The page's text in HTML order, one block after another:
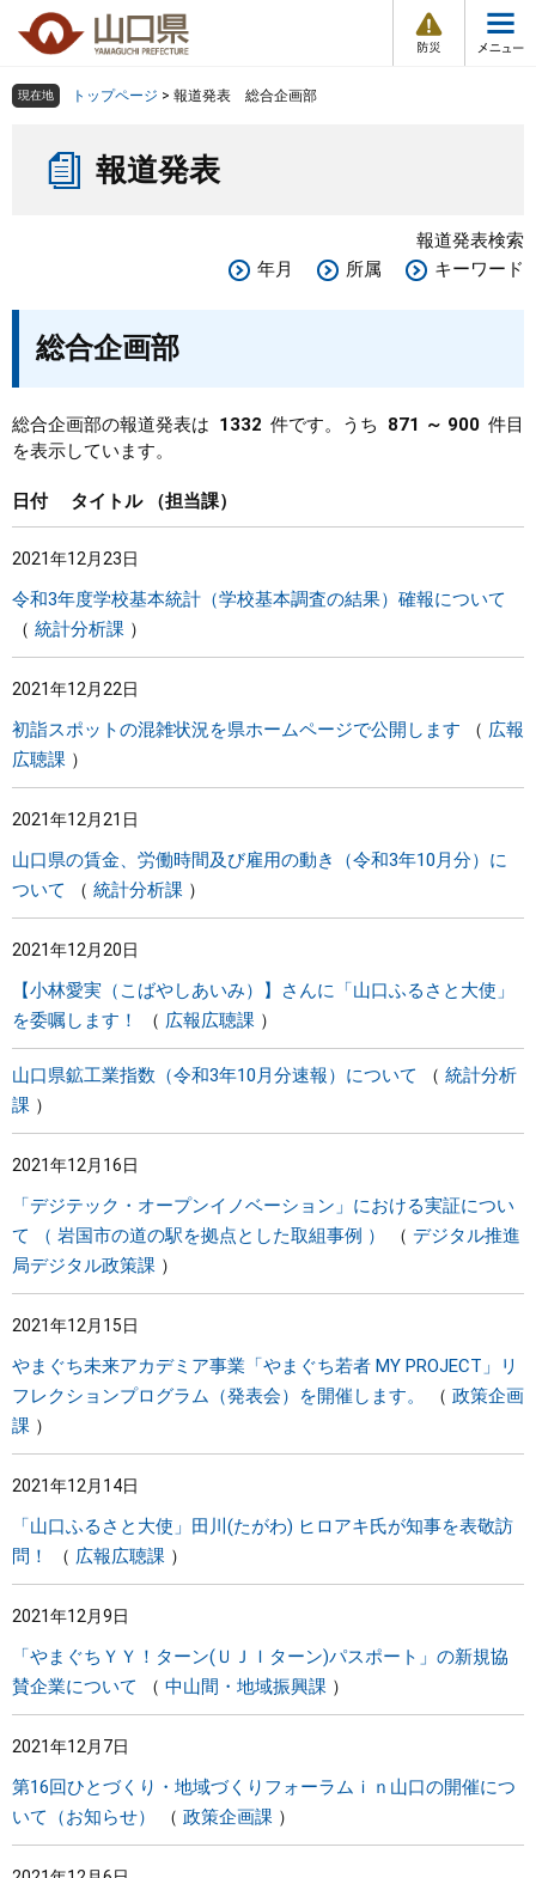
の
ー
メ
組織で探す
Other Languages
くらし・環境
教育・文化・スポーツ
しごと・産業・観光
県政情報
現在地 トップページ > 報道発表 総合企画部
報道発表
報道発表検索
年月
所属 キーワード
総合企画部
総合企画部の報道発表は 1332 件です。うち 871 ～ 900 件目
を表示しています。
日付 タイトル 担当課
2021年12月23日
令和3年度学校基本統計（学校基本調査の結果）確報について
統計分析課
2021年12月22日
初詣スポットの混雑状況を県ホームページで公開します
広報
広聴課
2021年12月21日
山口県の賃金、労働時間及び雇用の動き（令和3年10月分）に
ついて
統計分析課
2021年12月20日
【小林愛実（こばやしあいみ）】さんに「山口ふるさと大使」
を委嘱します！
広報広聴課
山口県鉱工業指数（令和3年10月分速報）について
統計分析
課
2021年12月16日
「デジテック・オープンイノベーション」における実証につい
て （ 岩国市の道の駅を拠点とした取組事例 ）
デジタル推進
局デジタル政策課
2021年12月15日
やまぐち未来アカデミア事業「やまぐち若者 MY PROJECT」リ
フレクションプログラム（発表会）を開催します。
政策企画
課
2021年12月14日
「山口ふるさと大使」田川(たがわ) ヒロアキ氏が知事を表敬訪
問！
広報広聴課
2021年12月9日
「やまぐちＹＹ！ターン(ＵＪＩターン)パスポート」の新規協
賛企業について
中山間・地域振興課
2021年12月7日
第16回ひとづくり・地域づくりフォーラムｉｎ山口の開催につ
いて（お知らせ）
政策企画課